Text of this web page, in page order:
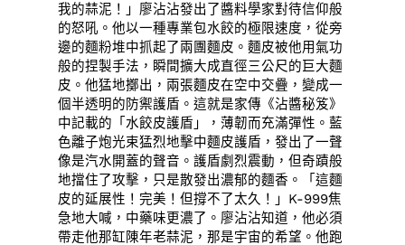
我的蒜泥！」廖沾沾發出了醬料學家對待信仰般
的怒吼。他以一種專業包水餃的極限速度，從旁
邊的麵粉堆中抓起了兩團麵皮。麵皮被他用氣功
般的捏製手法，瞬間擴大成直徑三公尺的巨大麵
皮。他猛地擲出，兩張麵皮在空中交疊，變成一
個半透明的防禦護盾。這就是家傳《沾醬秘笈》
中記載的「水餃皮護盾」，薄韌而充滿彈性。藍
色離子炮光束猛烈地擊中麵皮護盾，發出了一聲
像是汽水開蓋的聲音。護盾劇烈震動，但奇蹟般
地擋住了攻擊，只是散發出濃郁的麵香。「這麵
皮的延展性！完美！但撐不了太久！」K-999焦
急地大喊，中藥味更濃了。廖沾沾知道，他必須
帶走他那缸陳年老蒜泥，那是宇宙的希望。他跑